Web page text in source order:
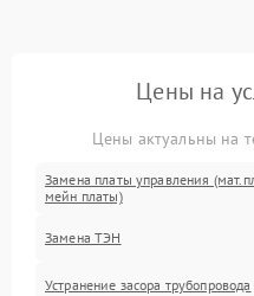
Цены на
Цены актуальны на
Замена платы управления
мейн платы)
Замена ТЭН
Устранение засора трубопровода